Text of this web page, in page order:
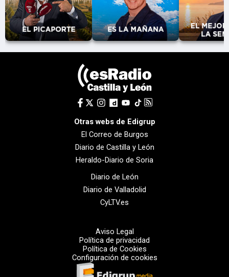
Otras webs de Edigrup
El Correo de Burgos
Diario de Castilla y León
Heraldo-Diario de Soria
Diario de León
Diario de Valladolid
CyLTV.es
Aviso Legal
Política de privacidad
Política de Cookies
Configuración de cookies